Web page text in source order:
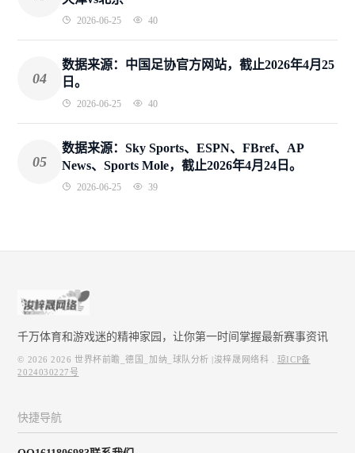
2026-06-25 40
04
数据来源：中国足协官方网站，截止2026年4月25
日。
2026-06-25 40
05
数据来源：Sky Sports、ESPN、FBref、AP
News、Sports Mole，截止2026年4月24日。
2026-06-25 39
千万体育和游戏迷的精神家园，让你第一时间掌握最新赛事资讯
© 2026 2026 世界杯前瞻_德国_加纳_球队分析 |浚梓晟网络科
琼ICP备
2024030227号
快捷导航